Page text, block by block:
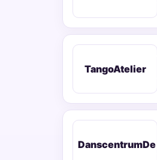
TangoAtelier
DanscentrumDe